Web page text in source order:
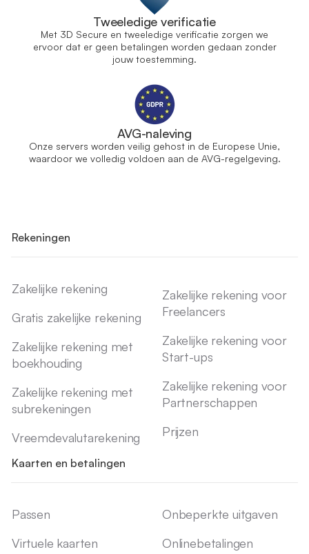
Tweeledige verificatie
Met 3D Secure en tweeledige verificatie zorgen we
ervoor dat er geen betalingen worden gedaan zonder
jouw toestemming.
AVG-naleving
Onze servers worden veilig gehost in de Europese Unie,
waardoor we volledig voldoen aan de AVG-regelgeving.
Rekeningen
Zakelijke rekening
Gratis zakelijke rekening
Zakelijke rekening met
boekhouding
Zakelijke rekening met
subrekeningen
Vreemdevalutarekening
Zakelijke rekening voor
Freelancers
Zakelijke rekening voor
Start-ups
Zakelijke rekening voor
Partnerschappen
Prijzen
Kaarten en betalingen
Passen
Virtuele kaarten
Onbeperkte uitgaven
Onlinebetalingen